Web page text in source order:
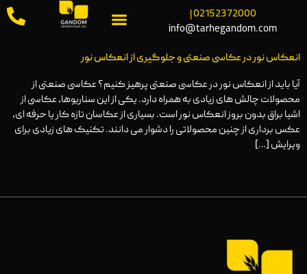
02152372000 |
info@tarhegandom.com
انعکاس نور در عکاسی صنعتی و جلوگیری از انعکاس نور
آیا باید از انعکاس نور در عکاسی صنعتی پرهیز کنیم؟ عکاسی صنعتی از
محصولات چالش های زیادی به همراه دارد. یکی از این سناریوها، عکاسی از
اشیا براق بدون بروز انعکاس نور است. بسیاری از عکاسان تازه کار یا حرفه ای،
عکس برداری از چنین محصولاتی را دشوار می دانند. تکنیک های زیادی برای
ویرایش […]